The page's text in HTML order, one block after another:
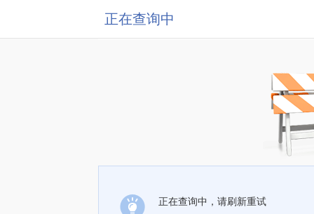
正在查询中
正在查询中，请刷新重试